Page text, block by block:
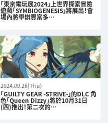
「東京電玩展2024」上世界探索冒險
遊戲「SYMBIOGENESIS」將展出！會
場內將舉辦豐富多…
2024.09.26(Thu)
「GUILTY GEAR -STRIVE-」的DLC 角
色「Queen Dizzy」將於10月31日
(四)推出！第二次的…